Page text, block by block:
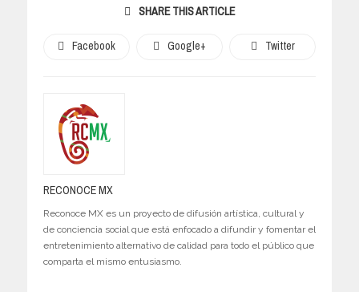
SHARE THIS ARTICLE
Facebook Google+ Twitter
RECONOCE MX
Reconoce MX es un proyecto de difusión artística, cultural y
de conciencia social que está enfocado a difundir y fomentar el
entretenimiento alternativo de calidad para todo el público que
comparta el mismo entusiasmo.